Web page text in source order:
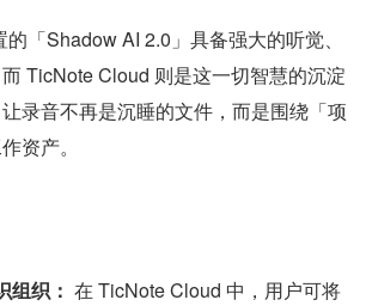
「Shadow AI 2.0」具备强大的听觉、
TicNote Cloud 则是这一切智慧的沉淀
录音不再是沉睡的文件，而是围绕「项
资产。
组织： 在 TicNote Cloud 中，用户可将